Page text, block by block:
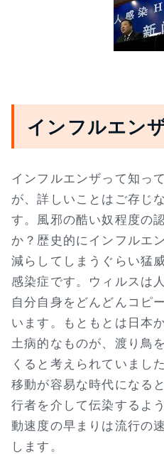
インフルエン
インフルエンザって知っ
が、詳しいことはご存じ
す。風邪の酷い奴程度の
か？歴史的にインフルエ
減らしてしまうぐらい猛
感染症です。ウィルスは
自分自身をどんどんコピ
います。もともとは日本
土病的なものが、渡り鳥
くると考えられていまし
移動が容易な時代になる
行者を介して伝染するよ
動速度の早まりは流行の
します。